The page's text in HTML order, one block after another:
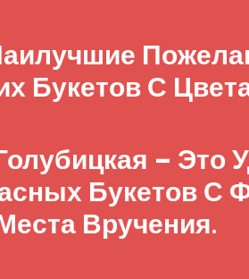
Букетов С
– Это
Букетов С
Вручения.